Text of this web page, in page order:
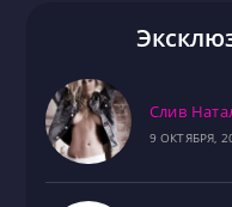
Слив
9 ОКТЯБРЯ,